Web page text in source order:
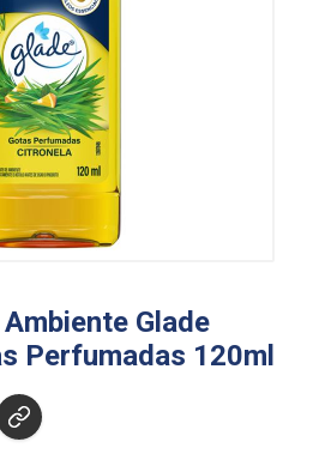
Glade
Perfumadas 120ml